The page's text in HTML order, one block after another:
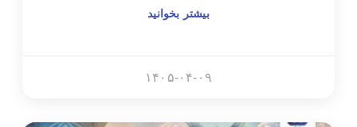
بیشتر بخوانید
۱۴۰۵-۰۴-۰۹